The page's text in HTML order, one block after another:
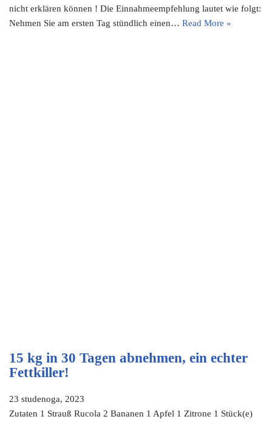
nicht erklären können ! Die Einnahmeempfehlung lautet wie folgt:
Nehmen Sie am ersten Tag stündlich einen… Read More »
15 kg in 30 Tagen abnehmen, ein echter
Fettkiller!
23 studenoga, 2023
Zutaten 1 Strauß Rucola 2 Bananen 1 Apfel 1 Zitrone 1 Stück(e)